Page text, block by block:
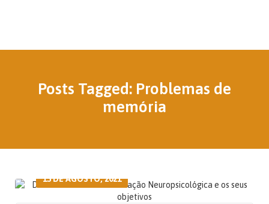
Posts Tagged: Problemas de
memória
13 DE AGOSTO, 2021